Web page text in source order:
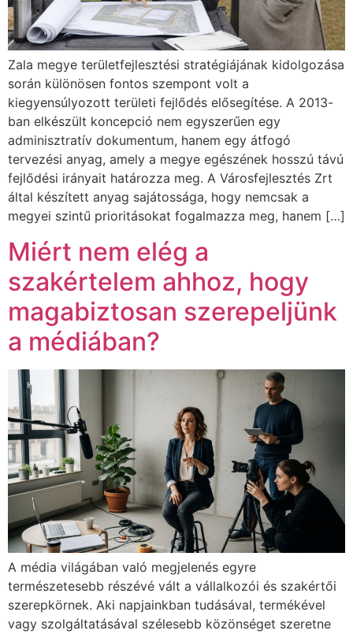
Zala megye területfejlesztési stratégiájának kidolgozása
során különösen fontos szempont volt a
kiegyensúlyozott területi fejlődés elősegítése. A 2013-
ban elkészült koncepció nem egyszerűen egy
adminisztratív dokumentum, hanem egy átfogó
tervezési anyag, amely a megye egészének hosszú távú
fejlődési irányait határozza meg. A Városfejlesztés Zrt
által készített anyag sajátossága, hogy nemcsak a
megyei szintű prioritásokat fogalmazza meg, hanem […]
Miért nem elég a
szakértelem ahhoz, hogy
magabiztosan szerepeljünk
a médiában?
A média világában való megjelenés egyre
természetesebb részévé vált a vállalkozói és szakértői
szerepkörnek. Aki napjainkban tudásával, termékével
vagy szolgáltatásával szélesebb közönséget szeretne